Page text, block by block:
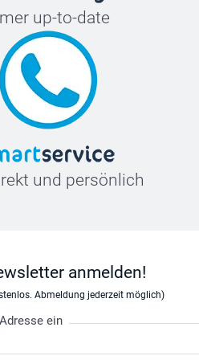
up-to-date
und persönlich
anmelden!
Abmeldung jederzeit möglich)
ein